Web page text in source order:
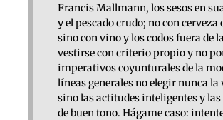
Francis Mallmann, los sesos en
y el pescado crudo; no con cerveza
sino con vino y los codos fuera de
vestirse con criterio propio y no
imperativos coyunturales de la
líneas generales no elegir nunca
sino las actitudes inteligentes y
de buen tono. Hágame caso: